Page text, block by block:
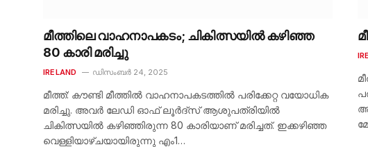
മീത്തിലെ വാഹനാപകടം; ചികിത്സയിൽ കഴിഞ്ഞ
80 കാരി മരിച്ചു
IRELAND ഡിസംബർ 24, 2025
മീത്ത്: കൗണ്ടി മീത്തിൽ വാഹനാപകടത്തിൽ പരിക്കേറ്റ വയോധിക
മരിച്ചു. അവർ ലേഡി ഓഫ് ലൂർദ്‌സ് ആശുപത്രിയിൽ
ചികിത്സയിൽ കഴിഞ്ഞിരുന്ന 80 കാരിയാണ് മരിച്ചത്. ഇക്കഴിഞ്ഞ
വെള്ളിയാഴ്ചയായിരുന്നു എം1…